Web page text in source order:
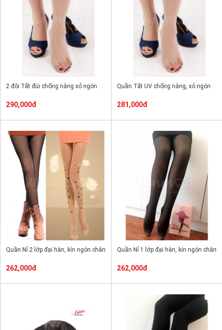
2 đôi Tất đùi chống nắng xỏ ngón
290,000đ
Quần Tất UV chống nắng, xỏ ngón
281,000đ
Quần Nỉ 2 lớp đại hàn, kín ngón chân
262,000đ
Quần Nỉ 1 lớp đại hàn, kín ngón chân
262,000đ